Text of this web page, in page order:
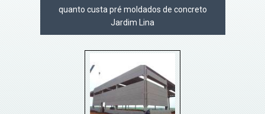
quanto custa pré moldados de concreto
Jardim Lina